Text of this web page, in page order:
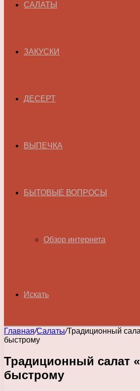
САЛАТЫ
ЗАКУСКИ
ДЕСЕРТ
ВЫПЕЧКА
БЫТОВЫЕ ВОПРОСЫ
Обзор интернета
Искать
Главная/Салаты/Традиционный
быстрому
Традиционный салат
быстрому